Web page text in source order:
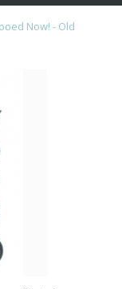
Now! - Old